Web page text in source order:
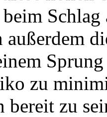
außerdem
zu
bereit zu